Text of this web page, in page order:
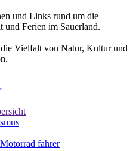
und Links rund um die
und Ferien im Sauerland.
Vielfalt von Natur, Kultur und
fahrer